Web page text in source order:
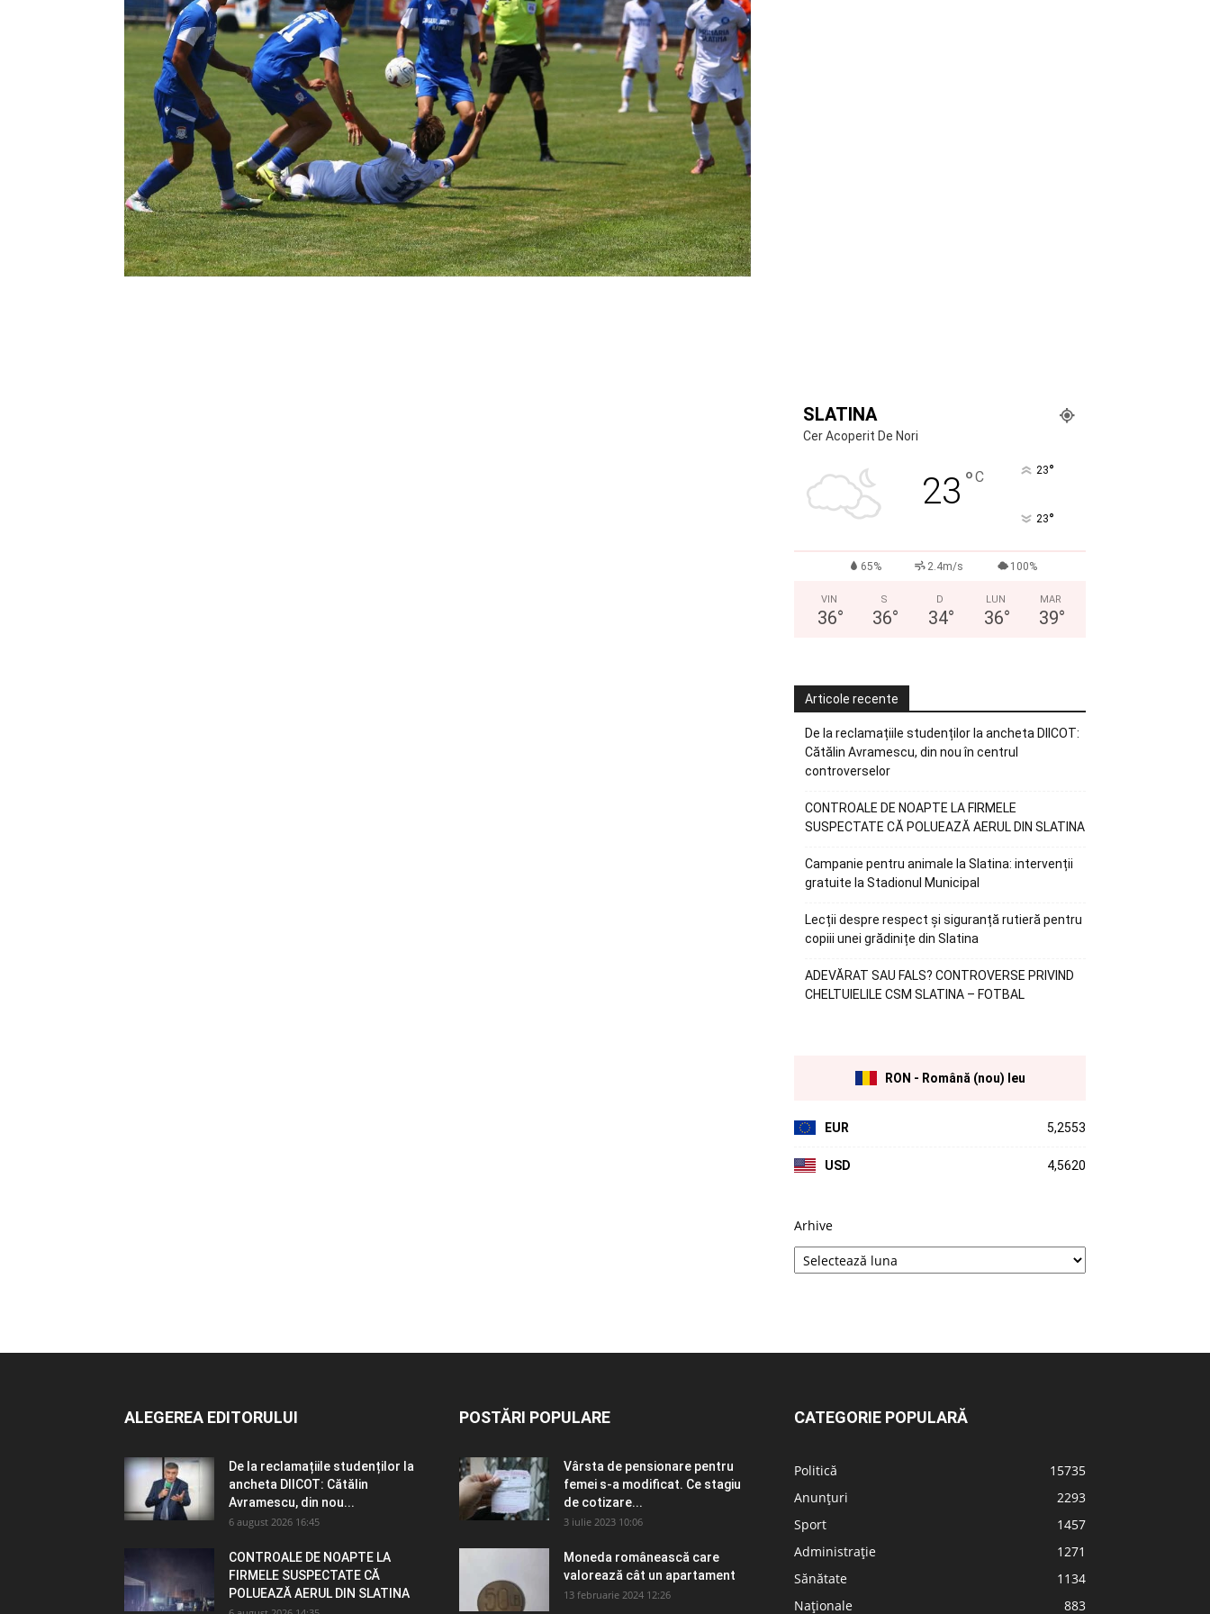
SLATINA
Cer Acoperit De Nori
23 °C 23°
23°
65% 2.4m/s 100%
VIN
36°
S
36°
D
34°
LUN
36°
MAR
39°
Articole recente
De la reclamațiile studenților la ancheta DIICOT:
Cătălin Avramescu, din nou în centrul
controverselor
CONTROALE DE NOAPTE LA FIRMELE
SUSPECTATE CĂ POLUEAZĂ AERUL DIN SLATINA
Campanie pentru animale la Slatina: intervenții
gratuite la Stadionul Municipal
Lecții despre respect și siguranță rutieră pentru
copiii unei grădinițe din Slatina
ADEVĂRAT SAU FALS? CONTROVERSE PRIVIND
CHELTUIELILE CSM SLATINA – FOTBAL
RON - Română (nou) leu
EUR 5,2553
USD 4,5620
Arhive
ALEGEREA EDITORULUI
De la reclamațiile studenților la
ancheta DIICOT: Cătălin
Avramescu, din nou...
6 august 2026 16:45
CONTROALE DE NOAPTE LA
FIRMELE SUSPECTATE CĂ
POLUEAZĂ AERUL DIN SLATINA
POSTĂRI POPULARE
Vârsta de pensionare pentru
femei s-a modificat. Ce stagiu
de cotizare...
3 iulie 2023 10:06
Moneda românească care
valorează cât un apartament
13 februarie 2024 12:26
CATEGORIE POPULARĂ
Politică
15735
Anunțuri
2293
Sport
1457
Administrație
1271
Sănătate
1134
Naționale
883